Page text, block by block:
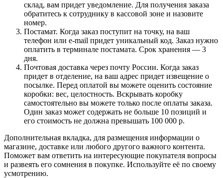
склад, вам придет уведомление. Для получения заказа
обратитесь к сотруднику в кассовой зоне и назовите
номер.
Постамат. Когда заказ поступит на точку, на ваш
телефон или e-mail придет уникальный код. Заказ нужно
оплатить в терминале постамата. Срок хранения — 3
дня.
Почтовая доставка через почту России. Когда заказ
придет в отделение, на ваш адрес придет извещение о
посылке. Перед оплатой вы можете оценить состояние
коробки: вес, целостность. Вскрывать коробку
самостоятельно вы можете только после оплаты заказа.
Один заказ может содержать не больше 10 позиций и
его стоимость не должна превышать 100 000 р.
Дополнительная вкладка, для размещения информации о
магазине, доставке или любого другого важного контента.
Поможет вам ответить на интересующие покупателя вопросы
и развеять его сомнения в покупке. Используйте её по своему
усмотрению.